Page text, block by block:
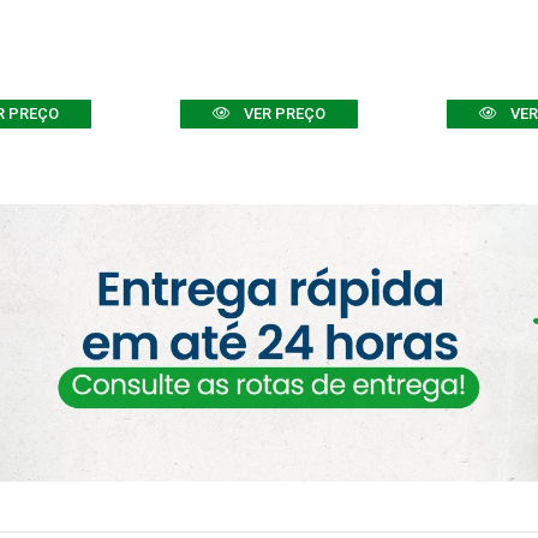
PREÇO VER PREÇO